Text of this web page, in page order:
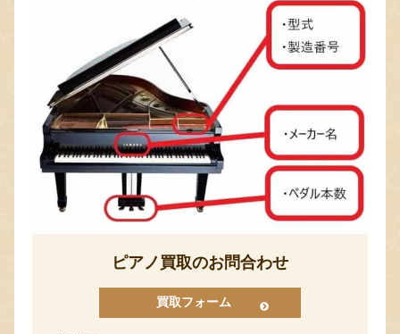
ピアノ買取のお問合わせ
買取フォーム